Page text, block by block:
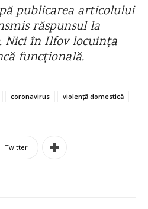
publicarea articolului
răspunsul la
. Nici în Ilfov locuința
funcțională.
coronavirus violență domestică
Twitter